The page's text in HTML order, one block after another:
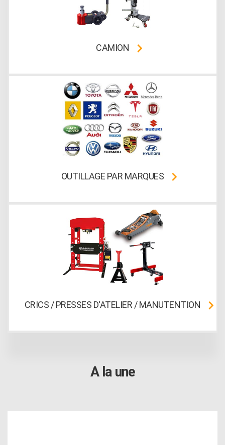
CAMION
OUTILLAGE PAR MARQUES
CRICS / PRESSES D'ATELIER / MANUTENTION
A la une